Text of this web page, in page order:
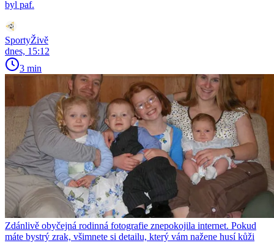
byl paf.
SportyŽivě
dnes, 15:12
3 min
Zdánlivě obyčejná rodinná fotografie znepokojila internet. Pokud
máte bystrý zrak, všimnete si detailu, který vám nažene husí kůži